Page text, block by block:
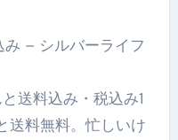
み – シルバーライフ
送料込み・税込み1
送料無料。忙しいけ